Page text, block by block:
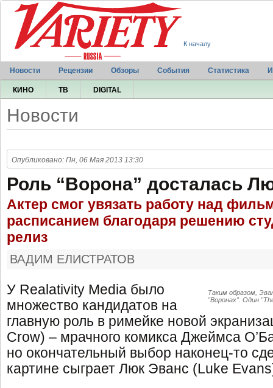
К началу
Новости Рецензии Обзоры События Статистика
КИНО ТВ DIGITAL
Новости
Опубликовано: Пн, 06 Мая 2013 13:30
Роль “Ворона” досталась
Актер смог увязать работу над
расписанием благодаря решению
релиз
ВАДИМ ЕЛИСТРАТОВ
Таким образом,
"Воронах". Один
У Realativity Media было
множество кандидатов на
главную роль в римейке новой
Crow) – мрачного комикса Джеймса
но окончательный выбор наконец-то
картине сыграет Люк Эванс (Luke